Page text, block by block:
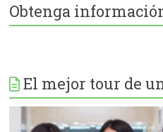
Obtenga
El mejor tour de